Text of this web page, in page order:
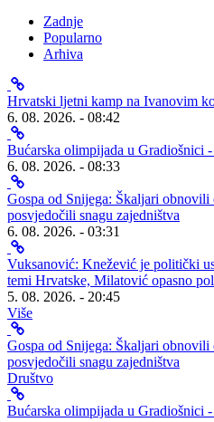
Zadnje
Popularno
Arhiva
Hrvatski ljetni kamp na Ivanovim
6. 08. 2026. - 08:42
Bućarska olimpijada u Gradiošnici
6. 08. 2026. - 08:33
Gospa od Snijega: Škaljari
posvjedočili snagu zajedništva
6. 08. 2026. - 03:31
Vuksanović: Knežević je politički
temi Hrvatske, Milatović opasno
5. 08. 2026. - 20:45
Više
Gospa od Snijega: Škaljari
posvjedočili snagu zajedništva
Društvo
Bućarska olimpijada u Gradiošnici